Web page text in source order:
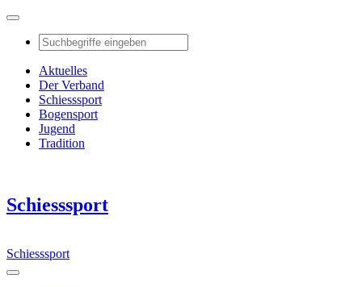
Aktuelles
Der Verband
Schiesssport
Bogensport
Jugend
Tradition
Schiesssport
Schiesssport